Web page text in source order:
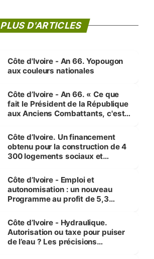
PLUS D'ARTICLES
Côte d'Ivoire - An 66. Yopougon
aux couleurs nationales
Côte d’Ivoire - An 66. « Ce que
fait le Président de la République
aux Anciens Combattants, c'est
Côte d’Ivoire. Un financement
obtenu pour la construction de 4
300 logements sociaux et
et Yamoussoukro
Côte d’Ivoire - Emploi et
autonomisation : un nouveau
Programme au profit de 5,3
Côte d’Ivoire - Hydraulique.
Autorisation ou taxe pour puiser
de l’eau ? Les précisions